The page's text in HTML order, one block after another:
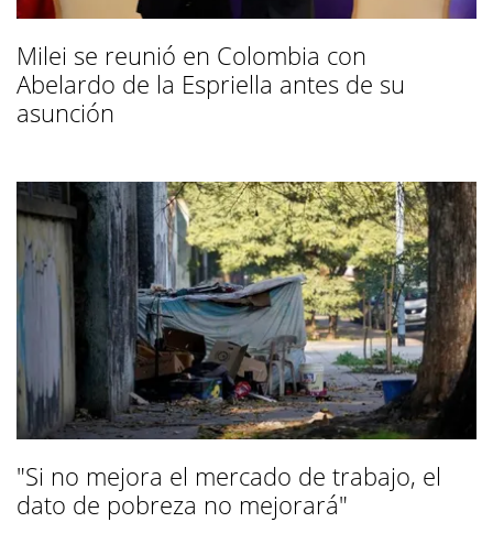
Milei se reunió en Colombia con
Abelardo de la Espriella antes de su
asunción
"Si no mejora el mercado de trabajo, el
dato de pobreza no mejorará"